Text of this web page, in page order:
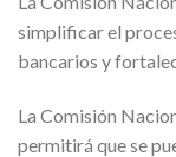
simplificar el
bancarios y
La Comisión
permitirá que se